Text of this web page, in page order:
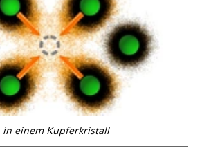
einem Kupferkristall